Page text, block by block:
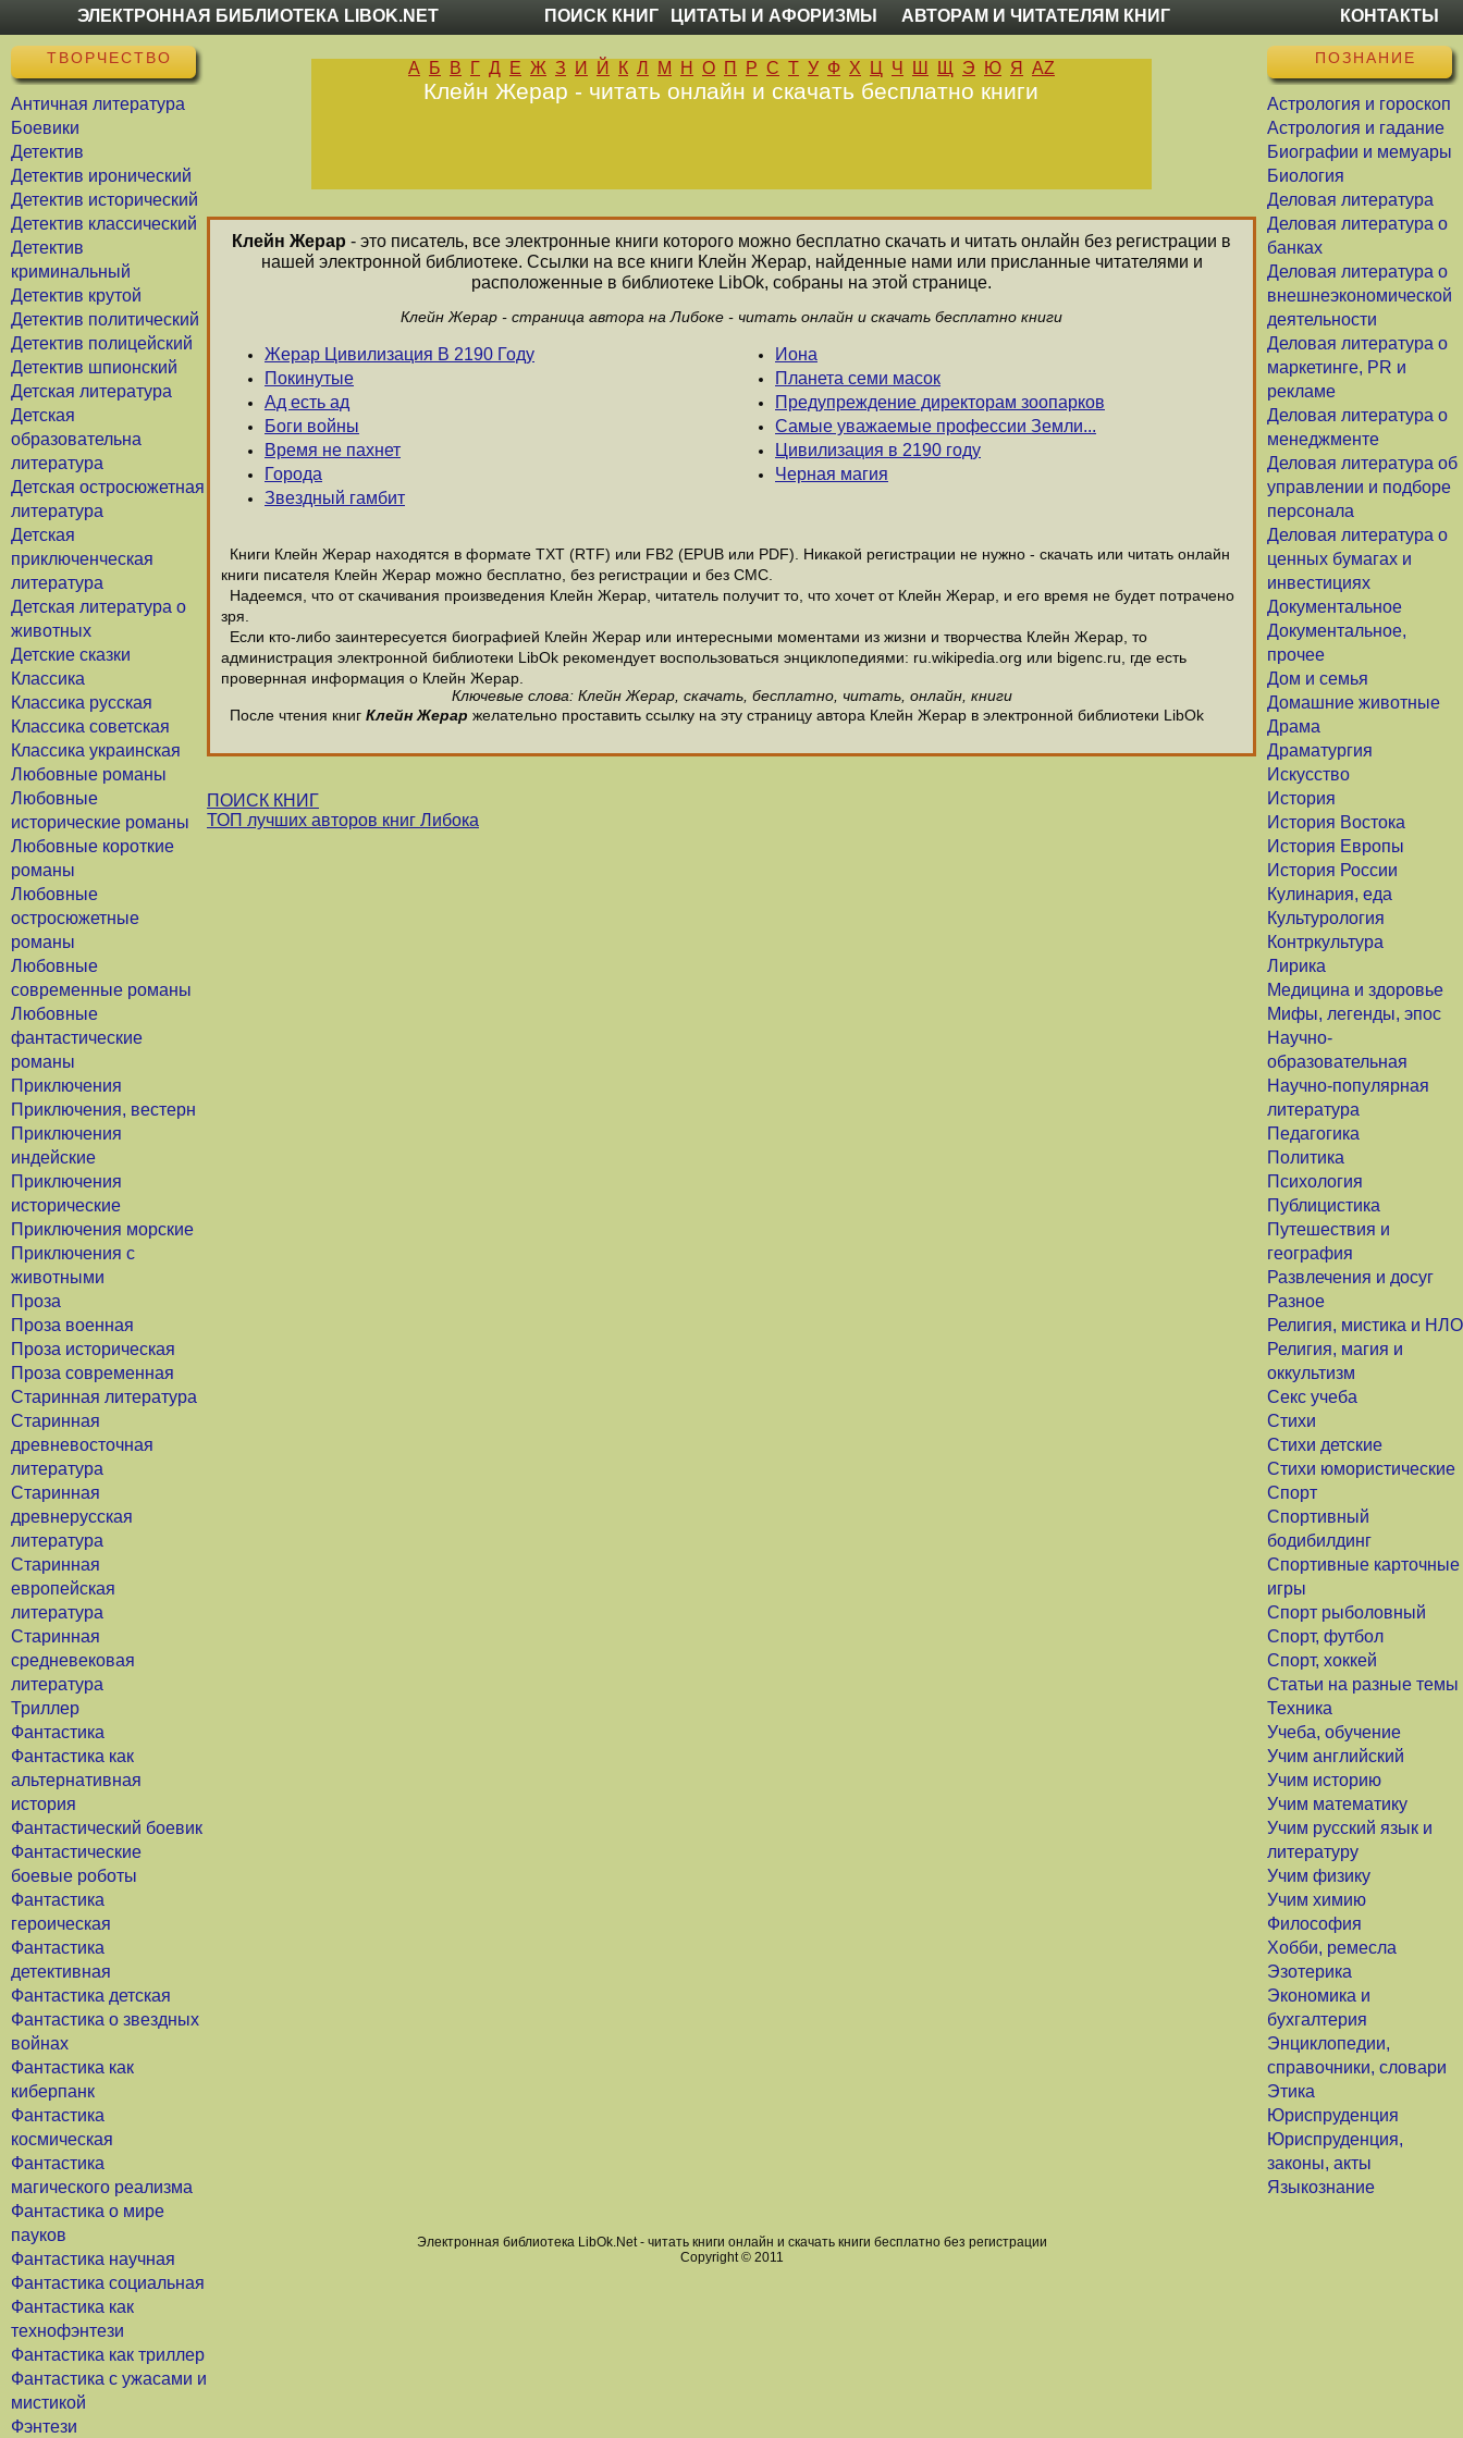
ЭЛЕКТРОННАЯ БИБЛИОТЕКА LIBOK.NET ПОИСК КНИГ ЦИТАТЫ И АФОРИЗМЫ АВТОРАМ И ЧИТАТЕЛЯМ КНИГ КОНТАКТЫ
ТВОРЧЕСТВО
Античная литература
Боевики
Детектив
Детектив иронический
Детектив исторический
Детектив классический
Детектив
криминальный
Детектив крутой
Детектив политический
Детектив полицейский
Детектив шпионский
Детская литература
Детская
образовательна
литература
Детская остросюжетная
литература
Детская
приключенческая
литература
Детская литература о
животных
Детские сказки
Классика
Классика русская
Классика советская
Классика украинская
Любовные романы
Любовные
исторические романы
Любовные короткие
романы
Любовные
остросюжетные
романы
Любовные
современные романы
Любовные
фантастические
романы
Приключения
Приключения, вестерн
Приключения
индейские
Приключения
исторические
Приключения морские
Приключения с
животными
Проза
Проза военная
Проза историческая
Проза современная
Старинная литература
Старинная
древневосточная
литература
Старинная
древнерусская
литература
Старинная
европейская
литература
Старинная
средневековая
литература
Триллер
Фантастика
Фантастика как
альтернативная
история
Фантастический боевик
Фантастические
боевые роботы
Фантастика
героическая
Фантастика
детективная
Фантастика детская
Фантастика о звездных
войнах
Фантастика как
киберпанк
Фантастика
космическая
Фантастика
магического реализма
Фантастика о мире
пауков
Фантастика научная
Фантастика социальная
Фантастика как
технофэнтези
Фантастика как триллер
Фантастика с ужасами и
мистикой
Фэнтези
ПОЗНАНИЕ
Астрология и гороскоп
Астрология и гадание
Биографии и мемуары
Биология
Деловая литература
Деловая литература о
банках
Деловая литература о
внешнеэкономической
деятельности
Деловая литература о
маркетинге, PR и
рекламе
Деловая литература о
менеджменте
Деловая литература об
управлении и подборе
персонала
Деловая литература о
ценных бумагах и
инвестициях
Документальное
Документальное,
прочее
Дом и семья
Домашние животные
Драма
Драматургия
Искусство
История
История Востока
История Европы
История России
Кулинария, еда
Культурология
Контркультура
Лирика
Медицина и здоровье
Мифы, легенды, эпос
Научно-
образовательная
Научно-популярная
литература
Педагогика
Политика
Психология
Публицистика
Путешествия и
география
Развлечения и досуг
Разное
Религия, мистика и НЛО
Религия, магия и
оккультизм
Секс учеба
Стихи
Стихи детские
Стихи юмористические
Спорт
Спортивный
бодибилдинг
Спортивные карточные
игры
Спорт рыболовный
Спорт, футбол
Спорт, хоккей
Статьи на разные темы
Техника
Учеба, обучение
Учим английский
Учим историю
Учим математику
Учим русский язык и
литературу
Учим физику
Учим химию
Философия
Хобби, ремесла
Эзотерика
Экономика и
бухгалтерия
Энциклопедии,
справочники, словари
Этика
Юриспруденция
Юриспруденция,
законы, акты
Языкознание
А Б В Г Д Е Ж З И Й К Л М Н О П Р С Т У Ф Х Ц Ч Ш Щ Э Ю Я AZ
Клейн Жерар - читать онлайн и скачать бесплатно книги
Клейн Жерар - это писатель, все электронные книги которого можно бесплатно скачать и читать онлайн без регистрации в
нашей электронной библиотеке. Ссылки на все книги Клейн Жерар, найденные нами или присланные читателями и
расположенные в библиотеке LibOk, собраны на этой странице.
Клейн Жерар - страница автора на Либоке - читать онлайн и скачать бесплатно книги
Жерар Цивилизация В 2190 Году
Покинутые
Ад есть ад
Боги войны
Время не пахнет
Города
Звездный гамбит
Иона
Планета семи масок
Предупреждение директорам зоопарков
Самые уважаемые профессии Земли...
Цивилизация в 2190 году
Черная магия
Книги Клейн Жерар находятся в формате ТХТ (RTF) или FB2 (EPUB или PDF). Никакой регистрации не нужно - скачать или читать онлайн
книги писателя Клейн Жерар можно бесплатно, без регистрации и без СМС.
Надеемся, что от скачивания произведения Клейн Жерар, читатель получит то, что хочет от Клейн Жерар, и его время не будет потрачено
зря.
Если кто-либо заинтересуется биографией Клейн Жерар или интересными моментами из жизни и творчества Клейн Жерар, то
администрация электронной библиотеки LibOk рекомендует воспользоваться энциклопедиями: ru.wikipedia.org или bigenc.ru, где есть
провернная информация о Клейн Жерар.
Ключевые слова: Клейн Жерар, скачать, бесплатно, читать, онлайн, книги
После чтения книг Клейн Жерар желательно проставить ссылку на эту страницу автора Клейн Жерар в электронной библиотеки LibOk
ПОИСК КНИГ
ТОП лучших авторов книг Либока
Электронная библиотека LibOk.Net - читать книги онлайн и скачать книги бесплатно без регистрации
Copyright © 2011